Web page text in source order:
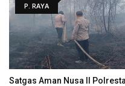
P. RAYA
Satgas Aman Nusa II Polresta